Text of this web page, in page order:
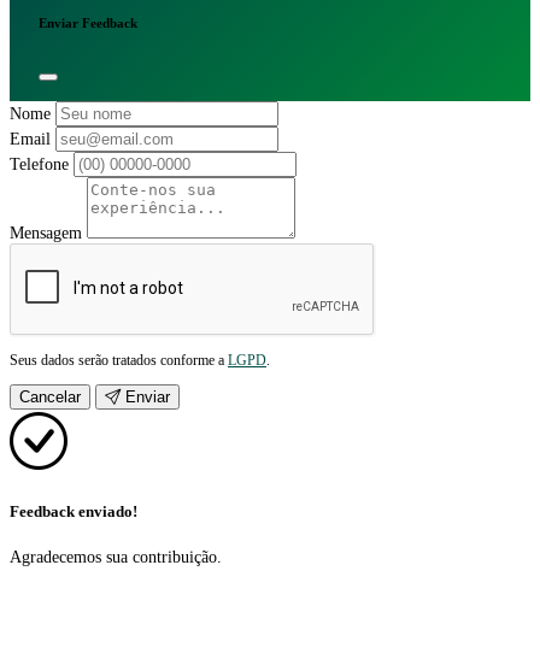
Enviar Feedback
Nome
Email
Telefone
Mensagem
Seus dados serão tratados conforme a LGPD.
Cancelar Enviar
Feedback enviado!
Agradecemos sua contribuição.